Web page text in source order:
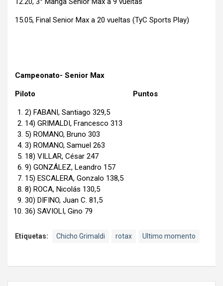
15.05, Final Senior Max a 20 vueltas (TyC Sports Play)
Campeonato- Senior Max
Piloto Puntos
2) FABANI, Santiago 329,5
14) GRIMALDI, Francesco 313
5) ROMANO, Bruno 303
3) ROMANO, Samuel 263
18) VILLAR, César 247
9) GONZÁLEZ, Leandro 157
15) ESCALERA, Gonzalo 138,5
8) ROCA, Nicolás 130,5
30) DIFINO, Juan C. 81,5
36) SAVIOLI, Gino 79
Etiquetas: Chicho Grimaldi rotax Ultimo momento